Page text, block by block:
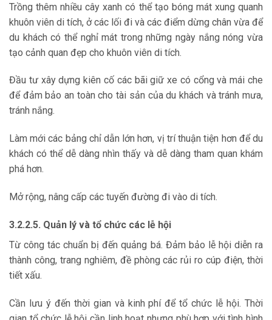
Trồng thêm nhiều cây xanh có thể tạo bóng mát xung quanh
khuôn viên di tích, ở các lối đi và các điểm dừng chân vừa để
du khách có thể nghỉ mát trong những ngày nắng nóng vừa
tạo cảnh quan đẹp cho khuôn viên di tích.
Đầu tư xây dựng kiên cố các bãi giữ xe có cổng và mái che
để đảm bảo an toàn cho tài sản của du khách và tránh mưa,
tránh nắng.
Làm mới các bảng chỉ dẫn lớn hơn, vị trí thuận tiện hơn để du
khách có thể dễ dàng nhìn thấy và dễ dàng tham quan khám
phá hơn.
Mở rộng, nâng cấp các tuyến đường đi vào di tích.
3.2.2.5. Quản lý và tổ chức các lễ hội
Từ công tác chuẩn bị đến quảng bá. Đảm bảo lễ hội diễn ra
thành công, trang nghiêm, đề phòng các rủi ro cúp điện, thời
tiết xấu.
Cần lưu ý đến thời gian và kinh phí để tổ chức lễ hội. Thời